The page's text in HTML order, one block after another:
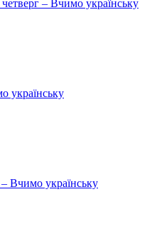
– Вчимо українську
українську
Вчимо українську